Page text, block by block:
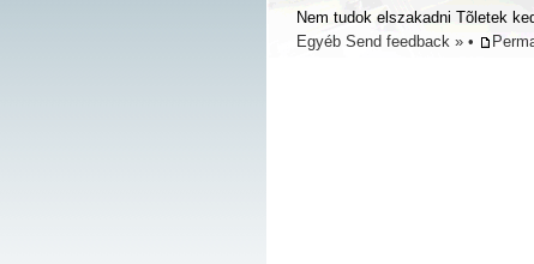
Nem tudok elszakadni Tõletek
Egyéb Send feedback » •